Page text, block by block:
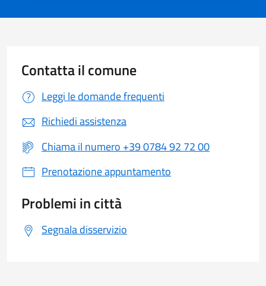
Contatta il comune
Leggi le domande frequenti
Richiedi assistenza
Chiama il numero +39 0784 92 72 00
Prenotazione appuntamento
Problemi in città
Segnala disservizio